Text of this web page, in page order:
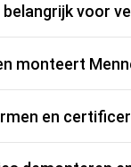
voor
monteert
en